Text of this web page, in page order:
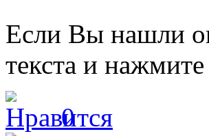
Если Вы нашли
текста и нажмите
0